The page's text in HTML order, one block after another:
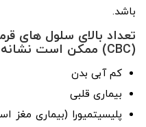
باشد.
تعداد بالای سلول­ های
(CBC) ممکن است نشانه ­ای از:
کم ­آبی بدن
بیماری قلبی
پلی­سیتمی­ورا (بیماری